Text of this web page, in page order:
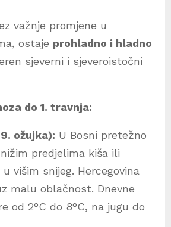
važnje promjene u
ostaje prohladno i hladno
sjeverni i sjeveroistočni
do 1. travnja:
ožujka): U Bosni pretežno
predjelima kiša ili
višim snijeg. Hercegovina
malu oblačnost. Dnevne
od 2°C do 8°C, na jugu do